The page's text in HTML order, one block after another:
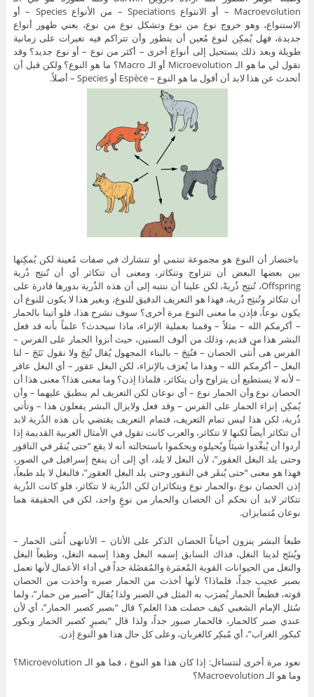
Macroevolution – أو الانتواع Speciations – من الأنواع Species – أو
الاستنواع، وهو خروج نوع من نوع وتشكل نوع من نوع، يعني ظهور أنواع
جديدة، فهل يُمكِن لنوع مُعين أن يتطور وأن تتراكم فيه تغيرات على زمانية
طويلة وبعد ذلك يستحيل إلى أنواع أخرى – أكثر من نوع – أو نوع جديد؟ وقد
تقول لي ما هو الـ Microevolution أو الـ Macro؟ ما هو النوع؟ ولكن قبل أن
أتحدث عن هذا لابد أن أقول ما هو النوع – Espèce أو Species – أصلاً.
باختصار أن النوع هو مجموعة تنتمي أو تتشارك في صفات مُعينة لكن يُمكِنها
بين بعضها البعض أن تتزاوج وتتكاثر، ومعنى أن تتكاثر أي أن تُنتِج ذُرية
Offspring، تُنتِج ذُريةً، لكن علينا أن ننتبه إلى أن هذه الذُرية بدورها قادرة على
أن تتكاثر وتُنتِج ذُرية، فهذا هو التعريف الدقيق للنوع، وبغير هذا لا يكون للنوع أن
يكون نوعاً، فإذن ما معنى النوع مرة أخرى؟ سوف نشرح هذا، فلو أتينا بالحمار
– أكرمكم الله – مثلاً – وقمنا بعملية الإنزاء، ماذا سيحدث؟ علماً بأنه قد فعل
البشر هذا من قديم، وذلك من ألوف السنين، حيث أنزوا الحمار على الفرس –
الفرس هى أُنثى الحصان – فنُتِجَ – بالبناء المجهول يُقال نُتِجَ ولا نقول نَتَجَ – لنا
البغل – أكرمكم الله – وهذا ما يُعرَف بالإنزاء، لكن البغل عقور – أي البغل عاقر
– لأنه لا يستطيع أن يتزاوج وأن يتكاثر، فلماذا إذن؟ وما معنى هذا؟ معنى هذا أن
الحصان نوع وأن الحمار نوع – أي نوعان لكن التعريف لم ينطبق عليهما – وأن
يُمكِن إنزاء الحمار على الفرس – وقد فعل ولايزال البشر يفعلون هذا – وتأتي
ذُرية، لكن هذا ليس تمام التعريف، فتمام التعريف يقتضي بأن هذه الذُرية لابد
أن تتكاثر أيضاً لكنها لا تتكاثر، والعرب كانت تقول في الأمثال العربية القديمة إذا
أردوا أن يُبعِّدوا شيئاً ويُحيلوه ويحكموا باستحالته أنه لا يقع “حتى يُنقَر في الناقور
وحتى يلد البغل العقور”، لأن البغل لا يلد، أي إلى أن ينفخ إسرافيل في الصور،
فهذا هو معنى “حتى يُنقَر في النقور وحتى يلد البغل العقور”، فالبغل لا يلد طبعاً،
إذن الحصان نوع ،والحمار نوع ويتكاثران لكن الذُرية لا تتكاثر، فلو كانت الذُرية
تتكاثر لابد أن نحكم أن الحصان والحمار من نوعٍ واحد، لكن في الحقيقة هما
نوعان مُتمايزان.
طبعاَ البشر ينزون أحياناً الحصان الذكر على الأتان – الأتانهى أُنثى الحمار –
ويُنتَج لدينا النغل، فذاك السابق إسمه البغل وهذا إسمه النغل، وطبعاً البغل
والنغل من الحيوانات القوية المُعمَرة والمُفضَلة جداً في أداء الأعمال لأنها تعمل
بصبر عجيب جداً، فلماذا؟ لأنها أخذت من الحمار صبره وأخذت من الحصان
قوته، فطبعاً الحمار يُضرَب به المثل في الصبر ولذا يُقال “أصبر من حمار”، ولما
سُئل الإمام الشعبي كيف حصلت هذا العلم؟ قال “بصبر كصبر الحمار”، أي لأن
عندي صبر كالحمار، فالحمار صبور جداً، ولذا قال “بصبرٍ كصبر الحمار وبكور
كبكور الغراب”، أي مُبكِر كالغربان، وعلى كل حال هذا هو النوع إذن.
نعود مرة أخرى لنتساءل: إذا كان هذا هو النوع ، فما هو الـ Microevolution؟
وما هو الـ Macroevolution؟